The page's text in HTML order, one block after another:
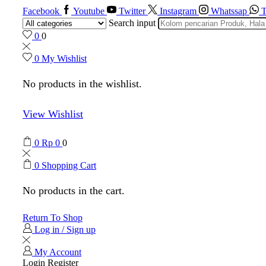
Facebook Youtube Twitter Instagram Whatssap
Search input
0 0
0 My Wishlist
No products in the wishlist.
View Wishlist
0 Rp 0 0
0 Shopping Cart
No products in the cart.
Return To Shop
Log in / Sign up
My Account
Login Register